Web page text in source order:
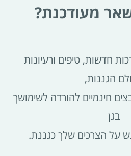
מעודכנת?
חדשות, טיפים ורעיונות
הגננות,
חינמיים להורדה לשימושך
בגן
על הצרכים שלך כגננת.